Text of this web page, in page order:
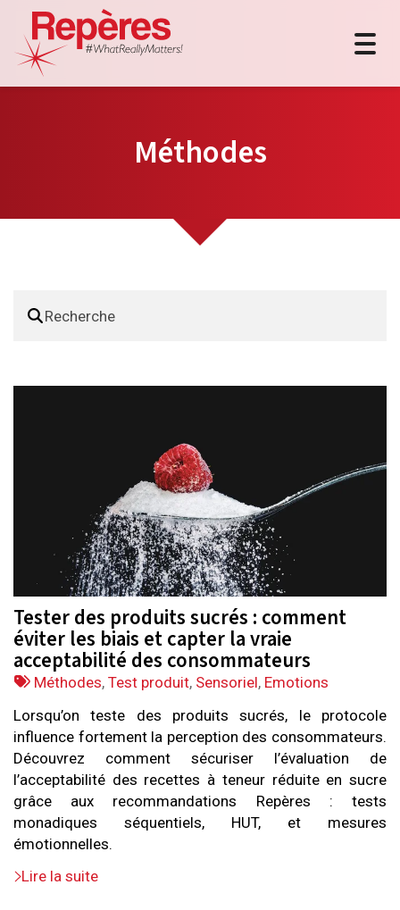
Méthodes
Tester des produits sucrés : comment
éviter les biais et capter la vraie
acceptabilité des consommateurs
Tags
Méthodes,Test produit, Sensoriel, Emotions
Lorsqu’on teste des produits sucrés, le protocole
influence fortement la perception des consommateurs.
Découvrez comment sécuriser l’évaluation de
l’acceptabilité des recettes à teneur réduite en sucre
grâce aux recommandations Repères : tests
monadiques séquentiels, HUT, et mesures
émotionnelles.
Lire la suite